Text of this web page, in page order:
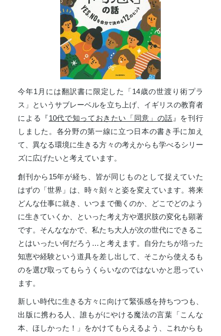
今年1月には翻訳書に限定した「14歳の世渡り術プラ
ス」というサブレーベルを立ち上げ、イギリスの教育者
による『10代で知っておきたい「同意」の話 』を刊行
しました。各分野の第一線に立つ日本の書き手に加え
て、異なる環境に生きる方々の考えからも学べるシリー
ズに広げたいと考えています。
創刊から15年が経ち、皆が同じものとして捉えていた
はずの「世界」は、時々刻々と姿を変えています。将来
どんな仕事に就き、いつまで働くのか、どこでどのよう
に生きていくか、といった考え方や選択肢の変化も顕著
です。そんななかで、私たち大人が次の世代にできるこ
とはいったい何だろう…と考えます。自分たちが培った
知恵や経験という道具を差し出して、そこから使えるも
のを選び取ってもらうくらいなのではないかと思ってい
ます。
新しい時代に生きる方々に向けて緊張感を持ちつつも、
出版に携わる人、誰もがにやける魔法の言葉「こんな
本、ほしかった！」をかけてもらえるよう、これからも